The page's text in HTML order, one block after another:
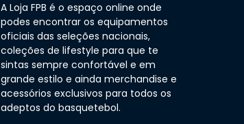
A Loja FPB é o espaço online onde
podes encontrar os equipamentos
oficiais das seleções nacionais,
coleções de lifestyle para que te
sintas sempre confortável e em
grande estilo e ainda merchandise e
acessórios exclusivos para todos os
adeptos do basquetebol.